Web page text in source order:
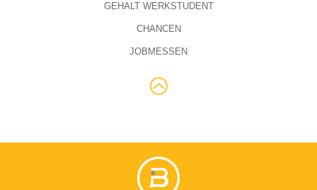
GEHALT WERKSTUDENT
CHANCEN
JOBMESSEN